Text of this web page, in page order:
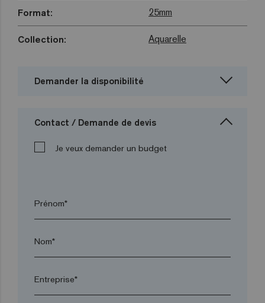
Format: 25mm
Collection: Aquarelle
Demander la disponibilité
Contact / Demande de devis
Je veux demander un budget
Prénom*
Nom*
Entreprise*